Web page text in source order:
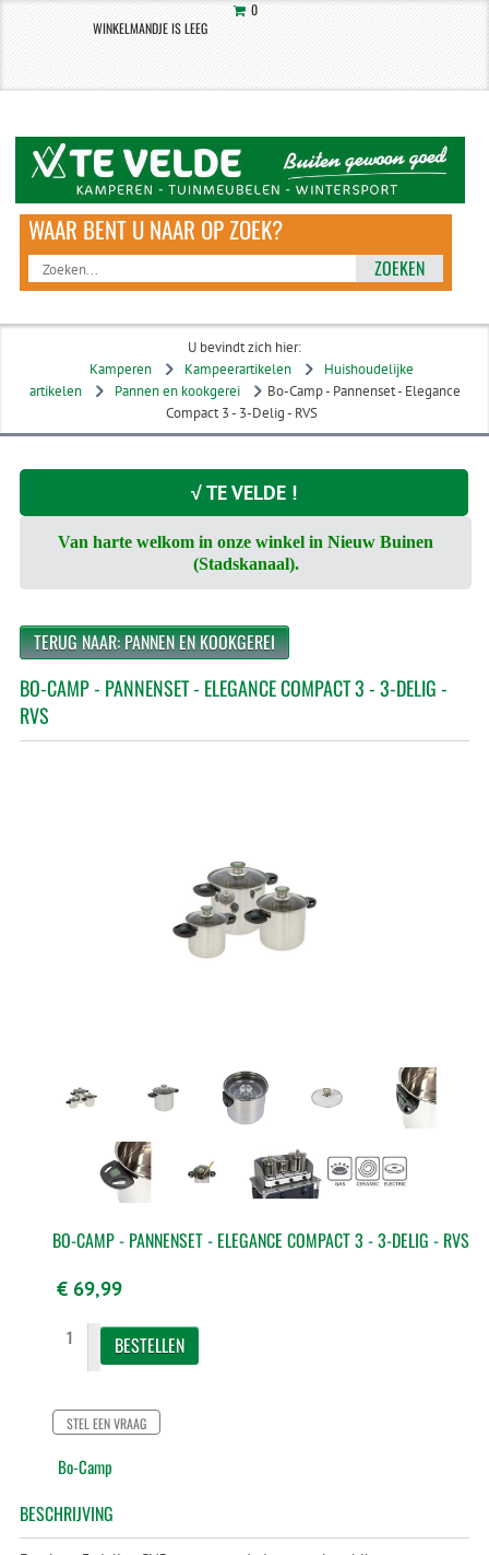
0
WINKELMANDJE IS LEEG
ZOEKEN
U bevindt zich hier:
Kamperen
Kampeerartikelen
Huishoudelijke
artikelen
Pannen en kookgerei
Bo-Camp - Pannenset - Elegance
Compact 3 - 3-Delig - RVS
√ TE VELDE !
Van harte welkom in onze winkel in Nieuw Buinen
(Stadskanaal).
TERUG NAAR: PANNEN EN KOOKGEREI
BO-CAMP - PANNENSET - ELEGANCE COMPACT 3 - 3-DELIG -
RVS
BO-CAMP - PANNENSET - ELEGANCE COMPACT 3 - 3-DELIG - RVS
€ 69,99
STEL EEN VRAAG
Bo-Camp
BESCHRIJVING